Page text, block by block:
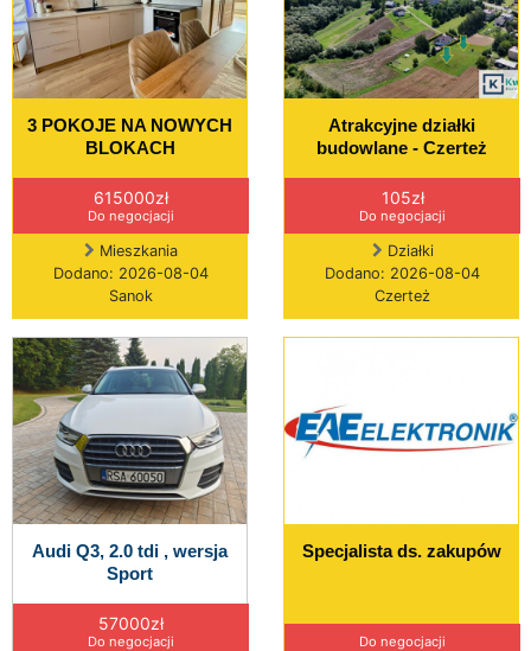
3 POKOJE NA NOWYCH
BLOKACH
615000zł
Do negocjacji
Mieszkania
Dodano: 2026-08-04
Sanok
Atrakcyjne działki
budowlane - Czerteż
105zł
Do negocjacji
Działki
Dodano: 2026-08-04
Czerteż
Audi Q3, 2.0 tdi , wersja
Sport
57000zł
Do negocjacji
Specjalista ds. zakupów
Do negocjacji